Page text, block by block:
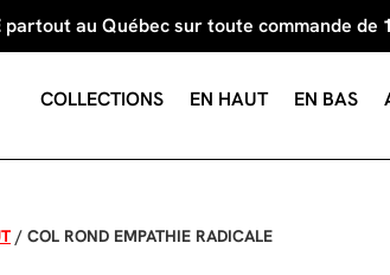
partout au Québec sur toute commande de
COLLECTIONS EN HAUT EN BAS
/ COL ROND EMPATHIE RADICALE